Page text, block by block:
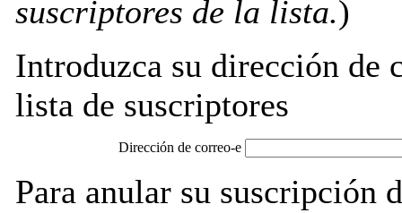
suscriptores de la lista.)
Introduzca su dirección de
lista de suscriptores
Dirección de correo-e
Para anular su suscripción